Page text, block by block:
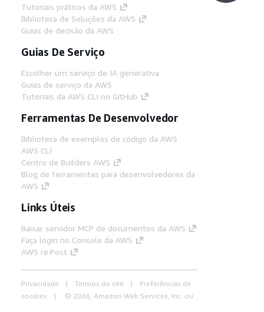
Tutoriais práticos da AWS
Biblioteca de Soluções da AWS
Guias de decisão da AWS
Guias De Serviço
Escolher um serviço de IA generativa
Guias de serviço da AWS
Tutoriais da AWS CLI no GitHub
Ferramentas De Desenvolvedor
Biblioteca de exemplos de código da AWS
AWS CLI
Centro de Builders AWS
Blog de ferramentas para desenvolvedores da
AWS
Links Úteis
Baixar servidor MCP de documentos da AWS
Faça login no Console da AWS
AWS re:Post
Privacidade Termos do site
Preferências de
cookies
© 2026, Amazon Web Services, Inc. ou